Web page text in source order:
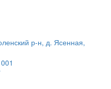
р-н, д. Ясенная,